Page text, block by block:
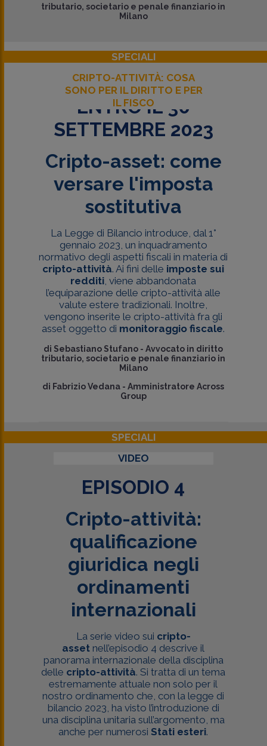
tributario, societario e penale finanziario in
Milano
SPECIALI
CRIPTO-ATTIVITÀ: COSA
SONO PER IL DIRITTO E PER
IL FISCO
ENTRO IL 30
SETTEMBRE 2023
Cripto-asset: come
versare l'imposta
sostitutiva
La Legge di Bilancio introduce, dal 1°
gennaio 2023, un inquadramento
normativo degli aspetti fiscali in materia di
cripto-attività. Ai fini delle imposte sui
redditi , viene abbandonata
l’equiparazione delle cripto-attività alle
valute estere tradizionali. Inoltre,
vengono inserite le cripto-attività fra gli
asset oggetto di monitoraggio fiscale.
di Sebastiano Stufano -Avvocato in diritto
tributario, societario e penale finanziario in
Milano
di Fabrizio Vedana -Amministratore Across
Group
SPECIALI
VIDEO
EPISODIO 4
Cripto-attività:
qualificazione
giuridica negli
ordinamenti
internazionali
La serie video sui cripto-
asset nell’episodio 4 descrive il
panorama internazionale della disciplina
delle cripto-attività. Si tratta di un tema
estremamente attuale non solo per il
nostro ordinamento che, con la legge di
bilancio 2023, ha visto l’introduzione di
una disciplina unitaria sull’argomento, ma
anche per numerosiStati esteri.